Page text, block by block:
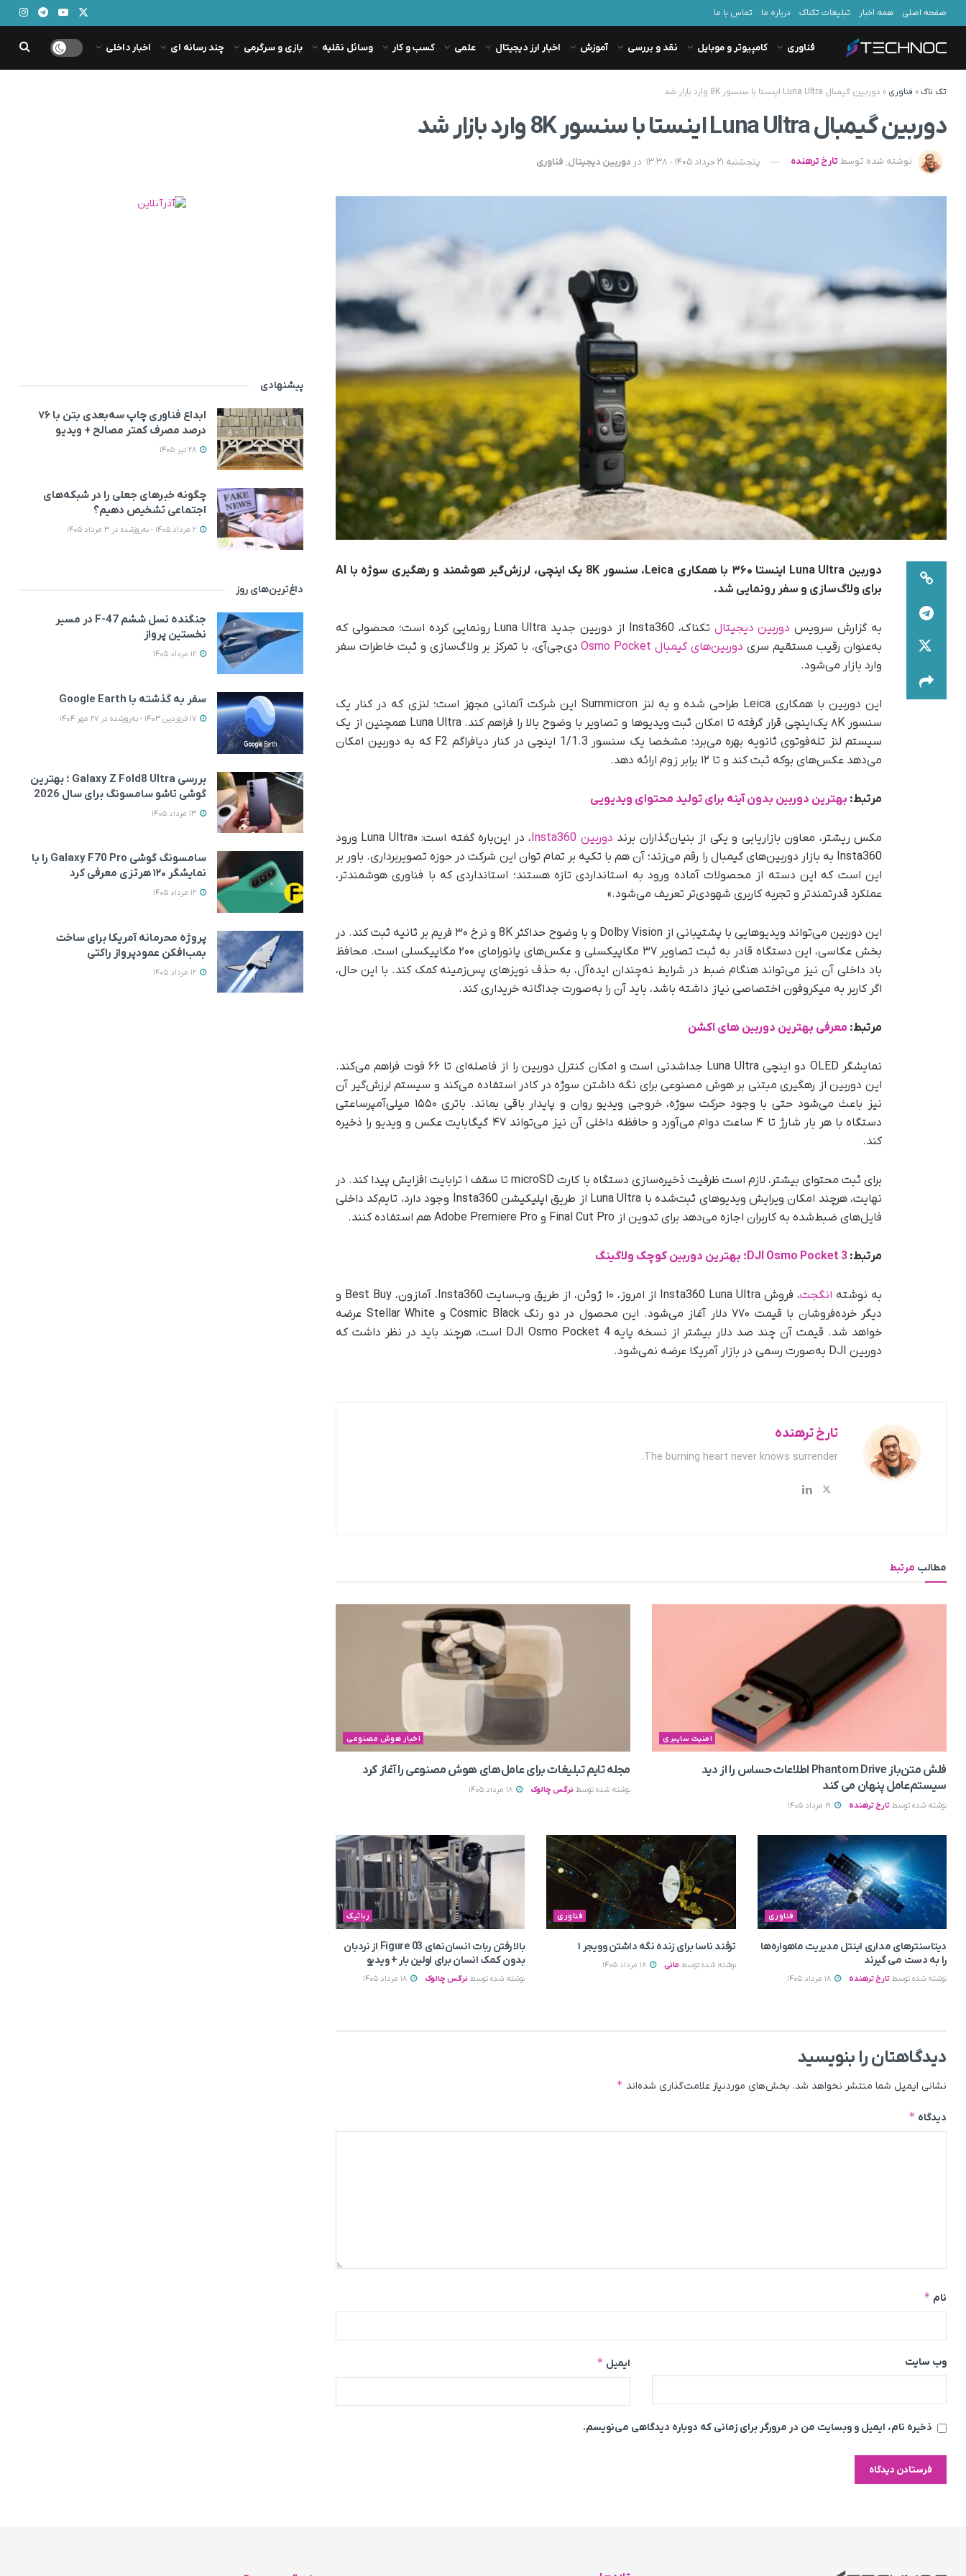
صفحه اصلی همه اخبار تبلیغات تکناک درباره ما تماس با ما
فناوری کامپیوتر و موبایل نقد و بررسی آموزش اخبار ارز دیجیتال علمی کسب و کار وسائل نقلیه بازی و سرگرمی چند رسانه ای اخبار داخلی
تک ناک» فناوری » دوربین گیمبال Luna Ultra اینستا با سنسور 8K وارد بازار شد
دوربین گیمبال Luna Ultra اینستا با سنسور 8K وارد بازار شد
نوشته شده توسط تارخ ترهنده پنجشنبه 21 خرداد 1405 - 13:38 در دوربین دیجیتال, فناوری
دوربین Luna Ultra اینستا ۳۶۰ با همکاری Leica، سنسور 8K یک اینچی، لرزش‌گیر هوشمند و رهگیری سوژه با AI
برای ولاگ‌سازی و سفر رونمایی شد.
به گزارش سرویس دوربین دیجیتال
تکناک، Insta360 از دوربین جدید Luna Ultra رونمایی کرده است؛ محصولی که
به‌عنوان رقیب مستقیم سری دوربین‌های گیمبال Osmo Pocket
دی‌جی‌آی، با تمرکز بر ولاگ‌سازی و ثبت خاطرات سفر
وارد بازار می‌شود.
این دوربین با همکاری Leica طراحی شده و به لنز Summicron این شرکت آلمانی مجهز است؛ لنزی که در کنار یک
سنسور ۸K یک‌اینچی قرار گرفته تا امکان ثبت ویدیوها و تصاویر با وضوح بالا را فراهم کند. Luna Ultra همچنین از یک
سیستم لنز تله‌فوتوی ثانویه بهره می‌برد؛ مشخصا یک سنسور 1/1.3 اینچی در کنار دیافراگم F2 که به دوربین امکان
می‌دهد عکس‌های بوکه ثبت کند و تا ۱۲ برابر زوم ارائه دهد.
مرتبط: بهترین دوربین بدون آینه برای تولید محتوای ویدیویی
مکس ریشتر، معاون بازاریابی و یکی از بنیان‌گذاران برند دوربین Insta360
، در این‌باره گفته است: «Luna Ultra ورود
Insta360 به بازار دوربین‌های گیمبال را رقم می‌زند؛ آن هم با تکیه بر تمام توان این شرکت در حوزه تصویربرداری. باور بر
این است که این دسته از محصولات آماده ورود به استانداردی تازه هستند؛ استانداردی که با فناوری هوشمندتر،
عملکرد قدرتمندتر و تجربه کاربری شهودی‌تر تعریف می‌شود.»
این دوربین می‌تواند ویدیوهایی با پشتیبانی از Dolby Vision و با وضوح حداکثر 8K و نرخ ۳۰ فریم بر ثانیه ثبت کند. در
بخش عکاسی، این دستگاه قادر به ثبت تصاویر ۳۷ مگاپیکسلی و عکس‌های پانورامای ۲۰۰ مگاپیکسلی است. محافظ
باد داخلی آن نیز می‌تواند هنگام ضبط در شرایط نه‌چندان ایده‌آل، به حذف نویزهای پس‌زمینه کمک کند. با این حال،
اگر کاربر به میکروفون اختصاصی نیاز داشته باشد، باید آن را به‌صورت جداگانه خریداری کند.
مرتبط: معرفی بهترین دوربین های اکشن
نمایشگر OLED دو اینچی Luna Ultra جداشدنی است و امکان کنترل دوربین را از فاصله‌ای تا ۶۶ فوت فراهم می‌کند.
این دوربین از رهگیری مبتنی بر هوش مصنوعی برای نگه داشتن سوژه در کادر استفاده می‌کند و سیستم لرزش‌گیر آن
نیز باعث می‌شود حتی با وجود حرکت سوژه، خروجی ویدیو روان و پایدار باقی بماند. باتری ۱۵۵۰ میلی‌آمپرساعتی
دستگاه با هر بار شارژ تا ۴ ساعت دوام می‌آورد و حافظه داخلی آن نیز می‌تواند ۴۷ گیگابایت عکس و ویدیو را ذخیره
کند.
برای ثبت محتوای بیشتر، لازم است ظرفیت ذخیره‌سازی دستگاه با کارت microSD تا سقف ۱ ترابایت افزایش پیدا کند. در
نهایت، هرچند امکان ویرایش ویدیوهای ثبت‌شده با Luna Ultra از طریق اپلیکیشن Insta360 وجود دارد، تایم‌کد داخلی
فایل‌های ضبط‌شده به کاربران اجازه می‌دهد برای تدوین از Final Cut Pro و Adobe Premiere Pro هم استفاده کنند.
مرتبط: DJI Osmo Pocket 3؛ بهترین دوربین کوچک ولاگینگ
به نوشته انگجت
، فروش Insta360 Luna Ultra از امروز، ۱۰ ژوئن، از طریق وب‌سایت Insta360، آمازون، Best Buy و
دیگر خرده‌فروشان با قیمت ۷۷۰ دلار آغاز می‌شود. این محصول در دو رنگ Cosmic Black و Stellar White عرضه
خواهد شد. قیمت آن چند صد دلار بیشتر از نسخه پایه DJI Osmo Pocket 4 است، هرچند باید در نظر داشت که
دوربین DJI به‌صورت رسمی در بازار آمریکا عرضه نمی‌شود.
تارخ ترهنده
The burning heart never knows surrender.
مطالب مرتبط
امنیت سایبری
فلش متن‌باز Phantom Drive اطلاعات حساس را از دید
سیستم‌عامل پنهان می‌ کند
نوشته شده توسط تارخ ترهنده
اخبار هوش مصنوعی
مجله تایم تبلیغات برای عامل‌های هوش مصنوعی را آغاز کرد
نوشته شده توسط نرگس چالوک
فناوری
دیتاسنترهای مداری اینتل مدیریت ماهواره‌ها
را به دست می‌ گیرند
نوشته شده توسط تارخ ترهنده
فناوری
ترفند ناسا برای زنده نگه داشتن وویجر ۱
نوشته شده توسط مانی 18 مرداد 1405
رباتیک
بالا رفتن ربات انسان‌نمای Figure 03 از نردبان
بدون کمک انسان برای اولین بار + ویدیو
نوشته شده توسط نرگس چالوک
دیدگاهتان را بنویسید
نشانی ایمیل شما منتشر نخواهد شد. بخش‌های موردنیاز علامت‌گذاری شده‌اند *
دیدگاه *
نام *
ایمیل * وب‌ سایت
ذخیره نام، ایمیل و وبسایت من در مرورگر برای زمانی که دوباره دیدگاهی می‌نویسم.
پیشنهادی
ابداع فناوری چاپ سه‌بعدی بتن با ۷۶
درصد مصرف کمتر مصالح + ویدیو
چگونه خبرهای جعلی را در شبکه‌های
اجتماعی تشخیص دهیم؟
داغ‌ترین‌های روز
جنگنده نسل ششم F-47 در مسیر
نخستین پرواز
سفر به گذشته با Google Earth
بررسی Galaxy Z Fold8 Ultra ؛ بهترین
گوشی تاشو سامسونگ برای سال 2026
سامسونگ گوشی Galaxy F70 Pro را با
نمایشگر ۱۲۰ هرتزی معرفی کرد
پروژه محرمانه آمریکا برای ساخت
بمب‌افکن عمودپرواز راکتی